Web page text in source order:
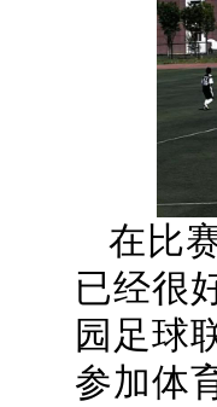
在比
已经很
园足球
参加体